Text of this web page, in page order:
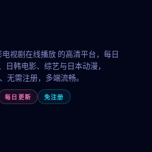
视剧在线播放 的高清平台，每日
日韩电影、综艺与日本动漫，
无需注册，多端流畅。
每日更新 免注册